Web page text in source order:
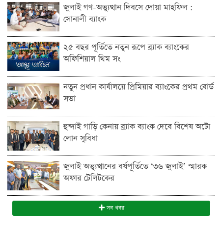
জুলাই গণ-অভ্যুত্থান দিবসে দোয়া মাহফিল :
সোনালী ব্যাংক
২৫ বছর পূর্তিতে নতুন রূপে ব্র্যাক ব্যাংকের
অফিশিয়াল থিম সং
নতুন প্রধান কার্যালয়ে প্রিমিয়ার ব্যাংকের প্রথম বোর্ড
সভা
হুন্দাই গাড়ি কেনায় ব্র্যাক ব্যাংক দেবে বিশেষ অটো
লোন সুবিধা
জুলাই অভ্যুত্থানের বর্ষপূর্তিতে ‘৩৬ জুলাই’ স্মারক
অফার টেলিটকের
সব খবর